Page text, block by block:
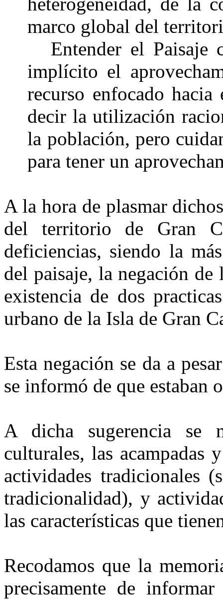
marco global del
Entender el Paisaje
implícito el
recurso enfocado
decir la utilización
la población, pero
para tener un
A la hora de plasmar
del territorio de Gran
deficiencias, siendo la
del paisaje, la negación
existencia de dos
urbano de la Isla de Gran
Esta negación se da a
se informó de que estaban
A dicha sugerencia se
culturales, las acampadas
actividades tradicionales
tradicionalidad), y
las características que
Recodamos que la
precisamente de